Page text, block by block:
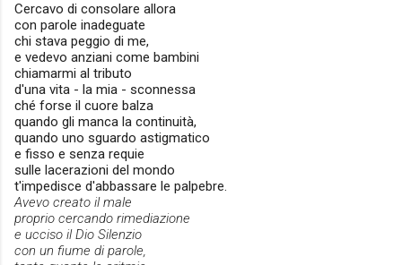
Cercavo di consolare allora
con parole inadeguate
chi stava peggio di me,
e vedevo anziani come bambini
chiamarmi al tributo
d'una vita - la mia - sconnessa
ché forse il cuore balza
quando gli manca la continuità,
quando uno sguardo astigmatico
e fisso e senza requie
sulle lacerazioni del mondo
t'impedisce d'abbassare le palpebre.
Avevo creato il male
proprio cercando rimediazione
e ucciso il Dio Silenzio
con un fiume di parole,